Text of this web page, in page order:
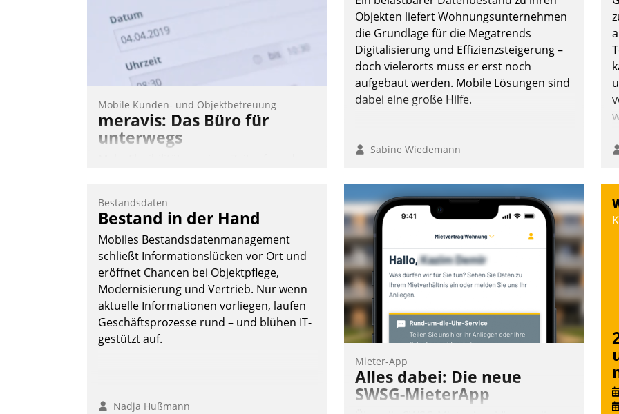
Mobile Kunden- und Objektbetreuung
meravis: Das Büro für
unterwegs
Mitarbeiter von Datatrain. Die meravis
Wohnungsbau- und Immobilien GmbH
hat sich dabei für den Betrieb der Lösung
über die SAP Cloud Platform entschieden
- als erstes Unternehmen am
Wohnungsmarkt.
Andreas Lerchner
Objekten liefert Wohnungsunternehmen
die Grundlage für die Megatrends
Digitalisierung und Effizienzsteigerung –
doch vielerorts muss er erst noch
aufgebaut werden. Mobile Lösungen sind
dabei eine große Hilfe.
Sabine Wiedemann
Bestandsdaten
Bestand in der Hand
Mobiles Bestandsdatenmanagement
schließt Informationslücken vor Ort und
eröffnet Chancen bei Objektpflege,
Modernisierung und Vertrieb. Nur wenn
aktuelle Informationen vorliegen, laufen
Geschäftsprozesse rund – und blühen IT-
gestützt auf.
Nadja Hußmann
Mieter-App
Alles dabei: Die neue
SWSG-MieterApp